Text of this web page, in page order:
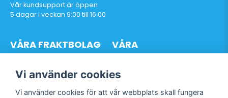
Vår kundsupport är öppen
5 dagar i veckan 9:00 till 16:00
VÅRA FRAKTBOLAG
VÅRA
Vi använder cookies
Vi använder cookies för att vår webbplats skall fungera